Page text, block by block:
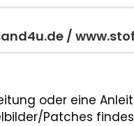
/
oder eine
Patches